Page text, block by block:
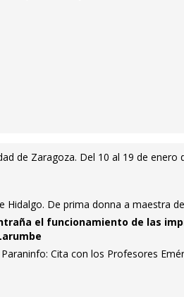
de Zaragoza. Del 10 al 19 de enero
Hidalgo. De prima donna a maestra
el funcionamiento de las
Cita con los Profesores